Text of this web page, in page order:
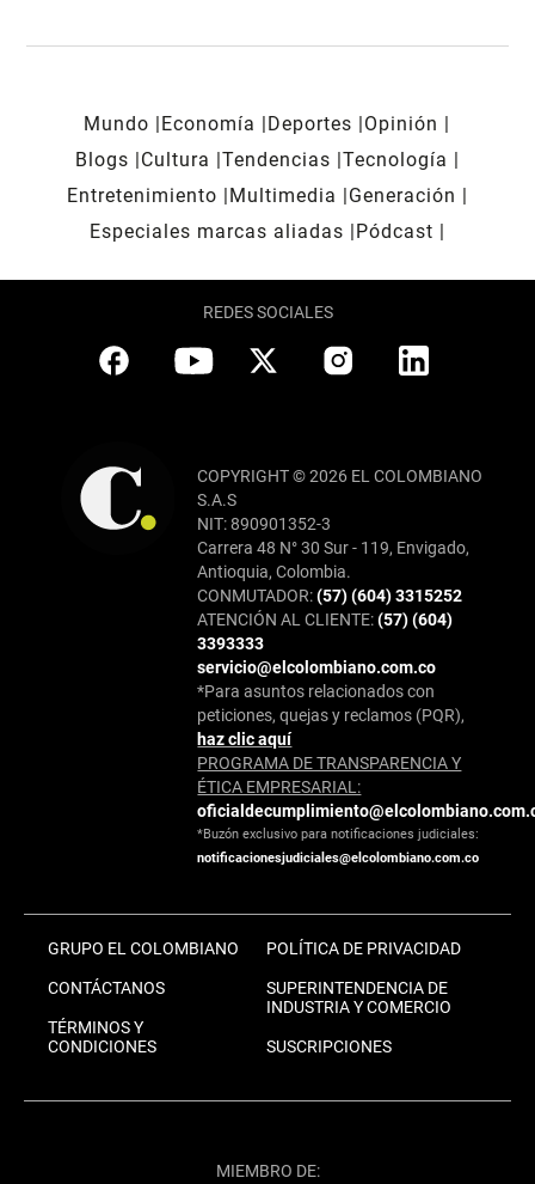
Mundo Economía Deportes
Opinión
Blogs
Cultura Tendencias Tecnología
Entretenimiento
Multimedia
Generación
Especiales marcas aliadas
Pódcast
REDES SOCIALES
COPYRIGHT © 2026 EL COLOMBIANO
S.A.S
NIT: 890901352-3
Carrera 48 N° 30 Sur - 119, Envigado,
Antioquia, Colombia.
CONMUTADOR:(57) (604) 3315252
ATENCIÓN AL CLIENTE:(57) (604)
3393333
servicio@elcolombiano.com.co
*Para asuntos relacionados con
peticiones, quejas y reclamos (PQR),
haz clic aquí
PROGRAMA DE TRANSPARENCIA Y
ÉTICA EMPRESARIAL:
*Buzón exclusivo para notificaciones judiciales:
notificacionesjudiciales@elcolombiano.com.co
GRUPO EL COLOMBIANO
CONTÁCTANOS
TÉRMINOS Y
CONDICIONES
POLÍTICA DE PRIVACIDAD
SUPERINTENDENCIA DE
INDUSTRIA Y COMERCIO
SUSCRIPCIONES
MIEMBRO DE: